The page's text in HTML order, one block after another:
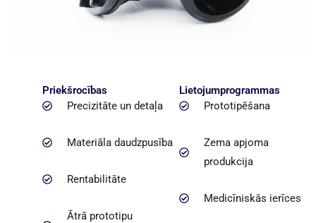
Priekšrocības
Precizitāte un detaļa
Materiāla daudzpusība
Rentabilitāte
Ātrā prototipu
Lietojumprogrammas
Prototipēšana
Zema apjoma
produkcija
Medicīniskās ierīces